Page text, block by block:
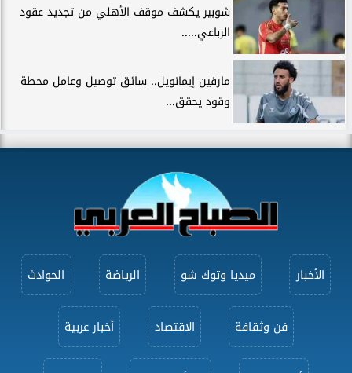
شوبير يكشف موقف الأهلي من تجديد عقود
الرباعي.....
مارفين إيمانويل.. سائق توصيل وعامل محطة
وقود يحقق...
الأخبار ميديا وتوك شو الرياضة الحوادث
فن وثقافة الاقتصاد أخبار عربية